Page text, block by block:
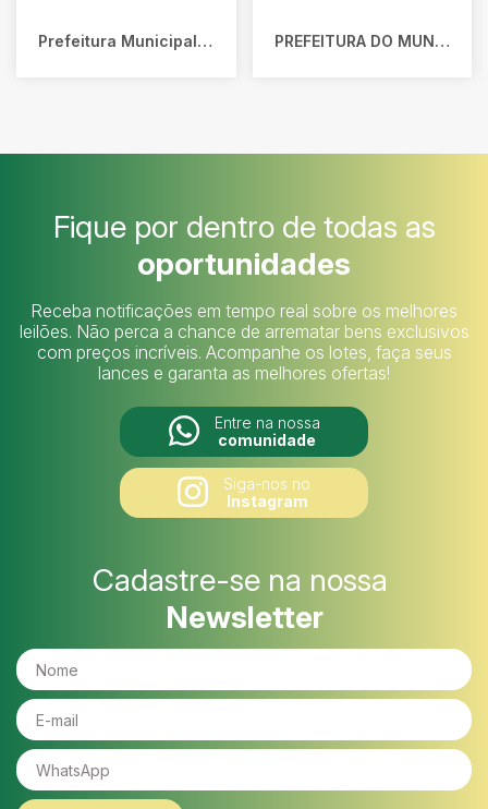
Prefeitura Municipal de Ferraz de Vasconcelos PREFEITURA DO MUNICIPIO DE VINHEDO
Fique por dentro de todas as
oportunidades
Receba notificações em tempo real sobre os melhores
leilões. Não perca a chance de arrematar bens exclusivos
com preços incríveis. Acompanhe os lotes, faça seus
lances e garanta as melhores ofertas!
Entre na nossa
comunidade
Siga-nos no
Instagram
Cadastre-se na nossa
Newsletter